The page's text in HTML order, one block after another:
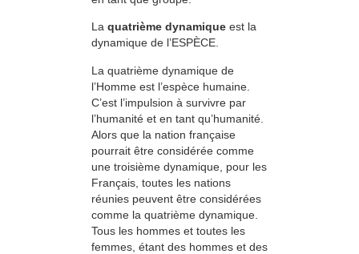
La quatrième dynamique est la
dynamique de l’ESPÈCE.
La quatrième dynamique de
l’Homme est l’espèce humaine.
C’est l’impulsion à survivre par
l’humanité et en tant qu’humanité.
Alors que la nation française
pourrait être considérée comme
une troisième dynamique, pour les
Français, toutes les nations
réunies peuvent être considérées
comme la quatrième dynamique.
Tous les hommes et toutes les
femmes, étant des hommes et des